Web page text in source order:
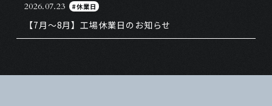
2026.07.23 #休業日
【7月～8月】工場休業日のお知らせ